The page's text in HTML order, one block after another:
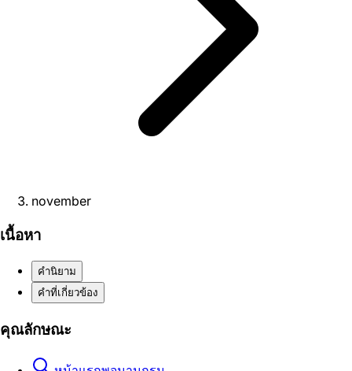
november
เนื้อหา
คำนิยาม
คำที่เกี่ยวข้อง
คุณลักษณะ